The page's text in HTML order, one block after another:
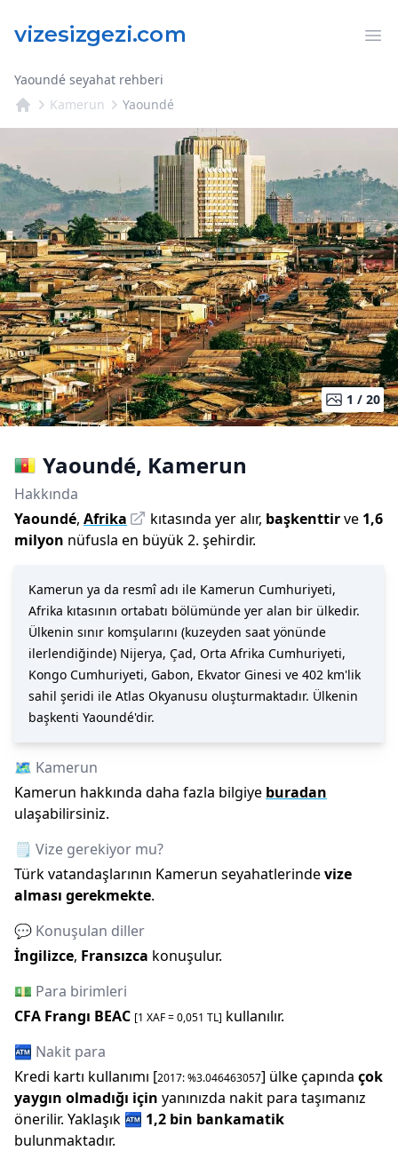
Yaoundé seyahat rehberi
Kamerun
Yaoundé
1 / 20
Yaoundé, Kamerun
Hakkında
Yaoundé, Afrika kıtasında yer alır, başkenttirve 1,6
milyon nüfusla en büyük 2. şehirdir.
Kamerun ya da resmî adı ile Kamerun Cumhuriyeti,
Afrika kıtasının ortabatı bölümünde yer alan bir ülkedir.
Ülkenin sınır komşularını (kuzeyden saat yönünde
ilerlendiğinde) Nijerya, Çad, Orta Afrika Cumhuriyeti,
Kongo Cumhuriyeti, Gabon, Ekvator Ginesi ve 402 km'lik
sahil şeridi ile Atlas Okyanusu oluşturmaktadır. Ülkenin
başkenti Yaoundé'dir.
🗺️ Kamerun
Kamerun hakkında daha fazla bilgiye buradan
ulaşabilirsiniz.
🗒️ Vize gerekiyor mu?
Türk vatandaşlarının Kamerun seyahatlerindevize
alması gerekmekte.
💬 Konuşulan diller
İngilizce, Fransızca konuşulur.
💵 Para birimleri
CFA Frangı BEAC [1 XAF=0,051 TL] kullanılır.
🏧 Nakit para
Kredi kartı kullanımı [2017: %3.046463057] ülke çapında çok
yaygın olmadığı için yanınızda nakit para taşımanız
önerilir. Yaklaşık 🏧 1,2 bin bankamatik
bulunmaktadır.